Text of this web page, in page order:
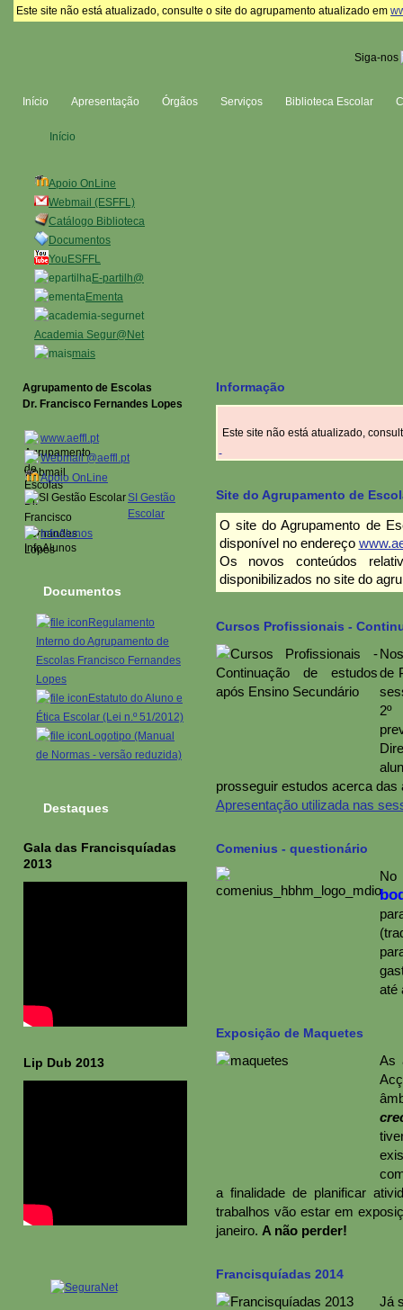
Este site não está atualizado, consulte o site do agrupamento atualizado em
Siga-nos
Início Apresentação Órgãos Serviços Biblioteca Escolar
Apoio OnLine
Webmail (ESFFL)
Catálogo Biblioteca
Documentos
YouESFFL
E-partilh@
Ementa
Academia Segur@Net
mais
Início
Informação
Este site não está atualizado,
Site do Agrupamento de
O site do Agrupamento de
disponível no endereço
Os novos conteúdos
disponibilizados no site do
Cursos Profissionais -
de
2º
prosseguir estudos acerca das
Apresentação utilizada nas
Comenius - questionário
até
Exposição de Maquetes
As
a finalidade de planificar
trabalhos vão estar em
janeiro. A não perder!
Francisquíadas 2014
Já
Agrupamento de Escolas
Dr. Francisco Fernandes Lopes
www.aeffl.pt
Webmail @aeffl.pt
Apoio OnLine
SI Gestão
Escolar
InfoAlunos
Documentos
Regulamento
Interno do Agrupamento de
Escolas Francisco Fernandes
Lopes
Estatuto do Aluno e
Ética Escolar (Lei n.º 51/2012)
Logotipo (Manual
de Normas - versão reduzida)
Destaques
Gala das Francisquíadas
2013
Lip Dub 2013